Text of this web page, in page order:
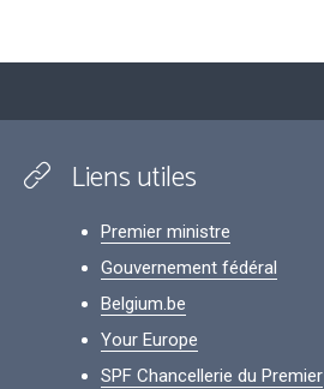
Liens utiles
Premier ministre
Gouvernement fédéral
Belgium.be
Your Europe
SPF Chancellerie du Premier